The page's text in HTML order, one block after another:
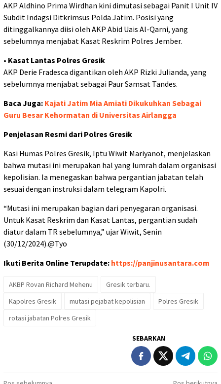
AKP Aldhino Prima Wirdhan kini dimutasi sebagai Panit I Unit IV
Subdit Indagsi Ditkrimsus Polda Jatim. Posisi yang
ditinggalkannya diisi oleh AKP Abid Uais Al-Qarni, yang
sebelumnya menjabat Kasat Reskrim Polres Jember.
• Kasat Lantas Polres Gresik
AKP Derie Fradesca digantikan oleh AKP Rizki Julianda, yang
sebelumnya menjabat sebagai Paur Samsat Tandes.
Baca Juga: Kajati Jatim Mia Amiati Dikukuhkan Sebagai
Guru Besar Kehormatan di Universitas Airlangga
Penjelasan Resmi dari Polres Gresik
Kasi Humas Polres Gresik, Iptu Wiwit Mariyanot, menjelaskan
bahwa mutasi ini merupakan hal yang lumrah dalam organisasi
kepolisian. Ia menegaskan bahwa pergantian jabatan telah
sesuai dengan instruksi dalam telegram Kapolri.
“Mutasi ini merupakan bagian dari penyegaran organisasi.
Untuk Kasat Reskrim dan Kasat Lantas, pergantian sudah
diatur dalam TR sebelumnya,” ujar Wiwit, Senin
(30/12/2024).@Tyo
Ikuti Berita Online Terupdate: https://panjinusantara.com
AKBP Rovan Richard Mehenu
Gresik terbaru.
Kapolres Gresik
mutasi pejabat kepolisian
Polres Gresik
rotasi jabatan Polres Gresik
SEBARKAN